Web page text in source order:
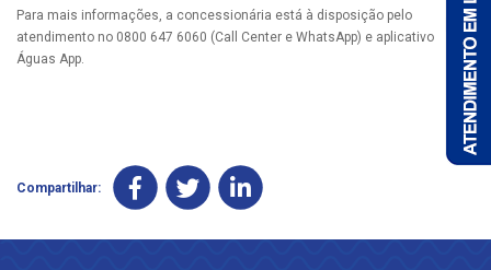
Para mais informações, a concessionária está à disposição pelo
atendimento no 0800 647 6060 (Call Center e WhatsApp) e aplicativo
Águas App.
Compartilhar: